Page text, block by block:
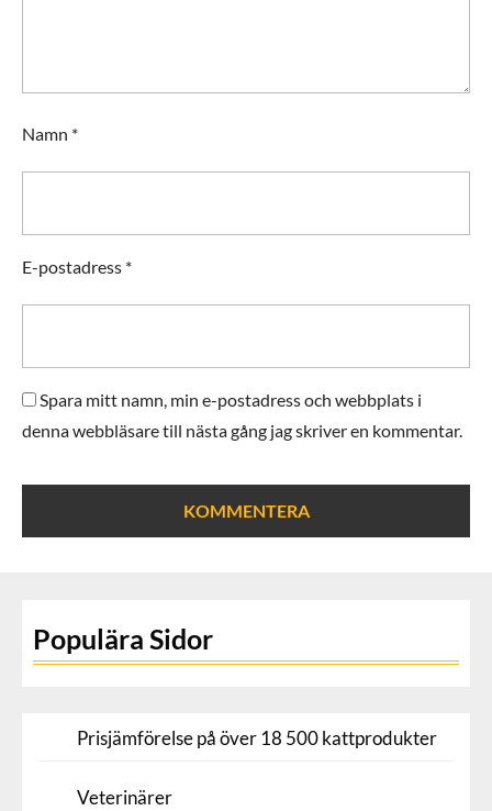
Namn *
E-postadress *
Spara mitt namn, min e-postadress och webbplats i
denna webbläsare till nästa gång jag skriver en kommentar.
Populära Sidor
Prisjämförelse på över 18 500 kattprodukter
Veterinärer